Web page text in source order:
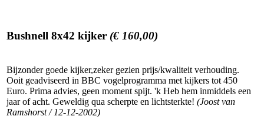
Bushnell 8x42 kijker (€ 160,00)
Bijzonder goede kijker,zeker gezien prijs/kwaliteit verhouding.
Ooit geadviseerd in BBC vogelprogramma met kijkers tot 450
Euro. Prima advies, geen moment spijt. 'k Heb hem inmiddels een
jaar of acht. Geweldig qua scherpte en lichtsterkte! (Joost van
Ramshorst / 12-12-2002)